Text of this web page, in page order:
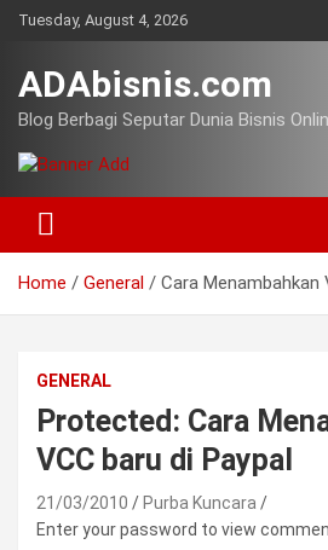
SkipTuesday, August 4, 2026
ADAbisnis.com
Blog Berbagi Seputar Dunia Bisnis
Home General Cara Menambahkan
GENERAL
Protected: Cara
VCC baru di Paypal
21/03/2010
Purba Kuncara
Enter your password to view